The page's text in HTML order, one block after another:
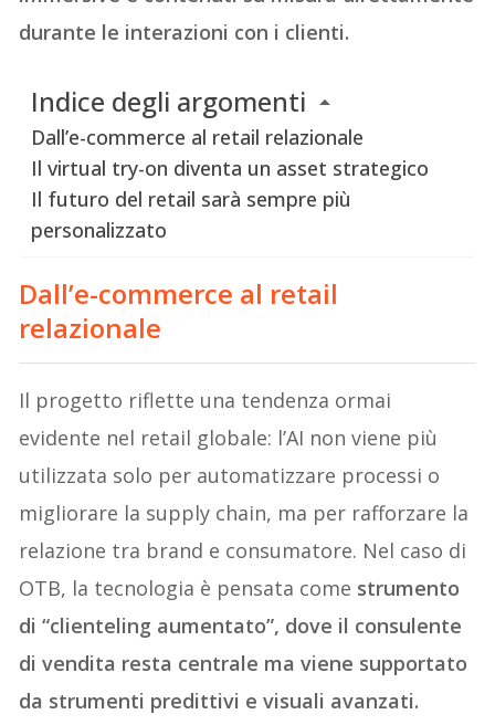
durante le interazioni con i clienti.
Indice degli argomenti
Dall’e-commerce al retail relazionale
Il virtual try-on diventa un asset strategico
Il futuro del retail sarà sempre più
personalizzato
Dall’e-commerce al retail
relazionale
Il progetto riflette una tendenza ormai
evidente nel retail globale: l’AI non viene più
utilizzata solo per automatizzare processi o
migliorare la supply chain, ma per rafforzare la
relazione tra brand e consumatore. Nel caso di
OTB, la tecnologia è pensata come strumento
di “clienteling aumentato”, dove il consulente
di vendita resta centrale ma viene supportato
da strumenti predittivi e visuali avanzati.